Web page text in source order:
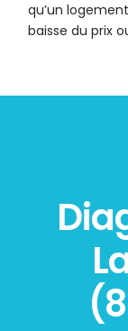
qu’un
baisse du prix